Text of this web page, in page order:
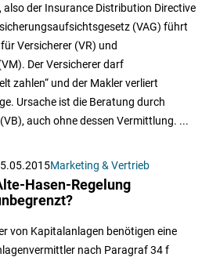
der Insurance Distribution Directive
(VAG) führt
Versicherer (VR) und
Der Versicherer darf
zahlen“ und der Makler verliert
Ursache ist die Beratung durch
auch ohne dessen Vermittlung. ...
Marketing & Vertrieb
Hasen-Regelung
von Kapitalanlagen benötigen eine
nach Paragraf 34 f